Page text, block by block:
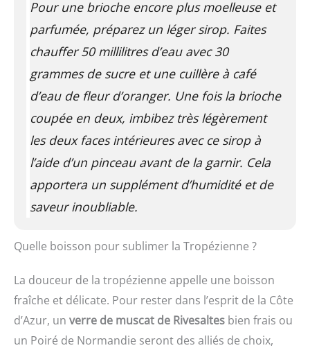
Pour une brioche encore plus moelleuse et
parfumée, préparez un léger sirop. Faites
chauffer 50 millilitres d’eau avec 30
grammes de sucre et une cuillère à café
d’eau de fleur d’oranger. Une fois la brioche
coupée en deux, imbibez très légèrement
les deux faces intérieures avec ce sirop à
l’aide d’un pinceau avant de la garnir. Cela
apportera un supplément d’humidité et de
saveur inoubliable.
Quelle boisson pour sublimer la Tropézienne ?
La douceur de la tropézienne appelle une boisson
fraîche et délicate. Pour rester dans l’esprit de la Côte
d’Azur, un verre de muscat de Rivesaltes bien frais ou
un Poiré de Normandie seront des alliés de choix,